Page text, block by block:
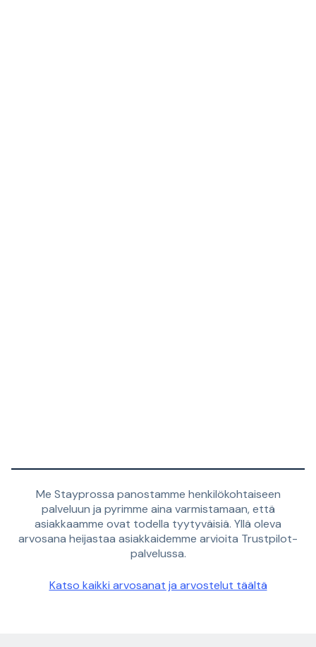
Me Stayprossa panostamme henkilökohtaiseen
palveluun ja pyrimme aina varmistamaan, että
asiakkaamme ovat todella tyytyväisiä. Yllä oleva
arvosana heijastaa asiakkaidemme arvioita Trustpilot-
palvelussa.
Katso kaikki arvosanat ja arvostelut täältä